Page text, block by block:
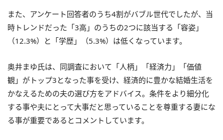
また、アンケート回答者のうち4割がバブル世代でしたが、当
時トレンドだった「3高」のうちの2つに該当する「容姿」
（12.3%）と「学歴」（5.3%）は低くなっています。
奥井まゆ氏は、同調査において「人柄」「経済力」「価値
観」がトップ3となった事を受け、経済的に豊かな結婚生活を
かなえるための夫の選び方をアドバイス。条件をより細分化
する事や夫にとって大事だと思っていることを尊重する妻にな
る事が重要であるとコメントしています。